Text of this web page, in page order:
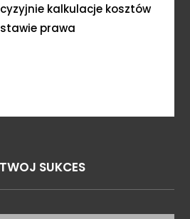
kalkulacje kosztów
prawa
SUKCES